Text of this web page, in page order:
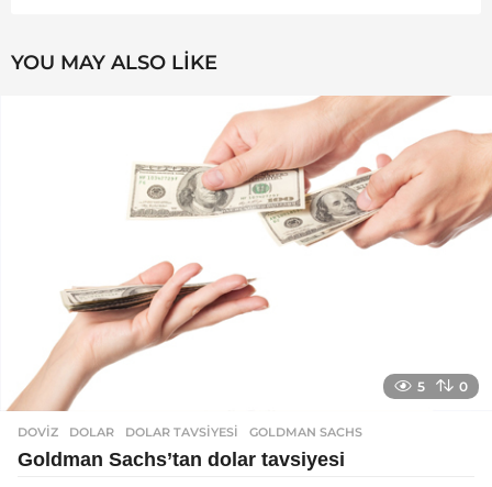
YOU MAY ALSO LIKE
5 0
DOVIZ DOLAR ,DOLAR TAVSIYESI ,GOLDMAN SACHS
Goldman Sachs’tan dolar tavsiyesi